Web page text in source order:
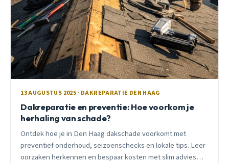
13 AUGUSTUS 2025 · DAKREPARATIE DEN HAAG
Dakreparatie en preventie: Hoe voorkom je
herhaling van schade?
Ontdek hoe je in Den Haag dakschade voorkomt met
preventief onderhoud, seizoenschecks en lokale tips. Leer
oorzaken herkennen en bespaar kosten met slim advies